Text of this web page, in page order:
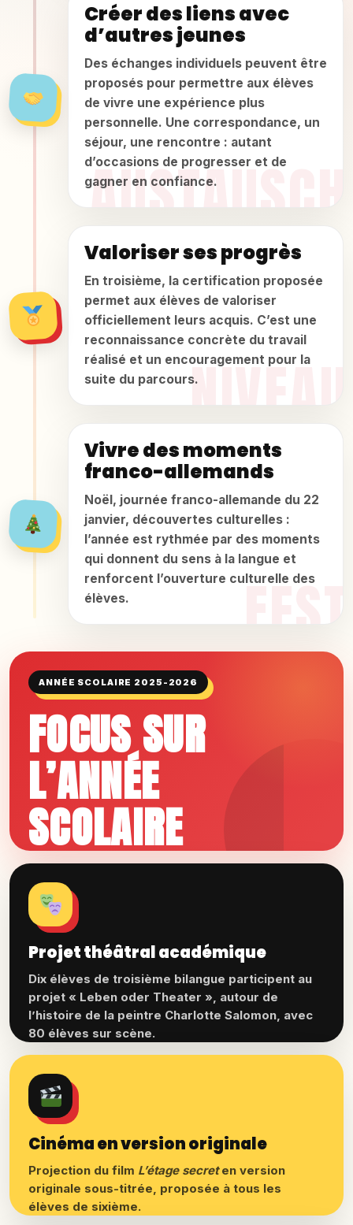
Créer des liens avec
d’autres jeunes
Des échanges individuels peuvent être
proposés pour permettre aux élèves
de vivre une expérience plus
personnelle. Une correspondance, un
séjour, une rencontre : autant
d’occasions de progresser et de
gagner en confiance.
Valoriser ses progrès
En troisième, la certification proposée
permet aux élèves de valoriser
officiellement leurs acquis. C’est une
reconnaissance concrète du travail
réalisé et un encouragement pour la
suite du parcours.
Vivre des moments
franco-allemands
Noël, journée franco-allemande du 22
janvier, découvertes culturelles :
l’année est rythmée par des moments
qui donnent du sens à la langue et
renforcent l’ouverture culturelle des
élèves.
ANNÉE SCOLAIRE 2025-2026
FOCUS SUR
L’ANNÉE
SCOLAIRE
Projet théâtral académique
Dix élèves de troisième bilangue participent au
projet « Leben oder Theater », autour de
l’histoire de la peintre Charlotte Salomon, avec
80 élèves sur scène.
Cinéma en version originale
Projection du film L’étage secreten version
originale sous-titrée, proposée à tous les
élèves de sixième.